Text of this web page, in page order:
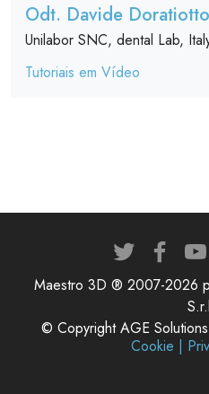
Odt. Davide Doratiotto
Unilabor SNC, dental Lab,
Tutoriais em Vídeo
Maestro 3D ® 2007-2026
© Copyright AGE
Cookie |